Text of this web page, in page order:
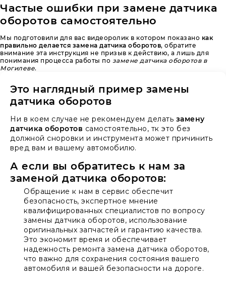
Частые ошибки при замене датчика
оборотов самостоятельно
Мы подготовили для вас видеоролик в котором показано как
правильно делается замена датчика оборотов, обратите
внимание эта инструкция не призыв к действию, а лишь для
понимания процесса работы по замене датчика оборотов в
Могилеве.
Это наглядный пример замены
датчика оборотов
Ни в коем случае не рекомендуем делать замену
датчика оборотов самостоятельно, тк это без
должной сноровки и инструмента может причинить
вред вам и вашему автомобилю.
А если вы обратитесь к нам за
заменой датчика оборотов:
Обращение к нам в сервис обеспечит
безопасность, экспертное мнение
квалифицированных специалистов по вопросу
замены датчика оборотов, использование
оригинальных запчастей и гарантию качества.
Это экономит время и обеспечивает
надежность ремонта замена датчика оборотов,
что важно для сохранения состояния вашего
автомобиля и вашей безопасности на дороге.